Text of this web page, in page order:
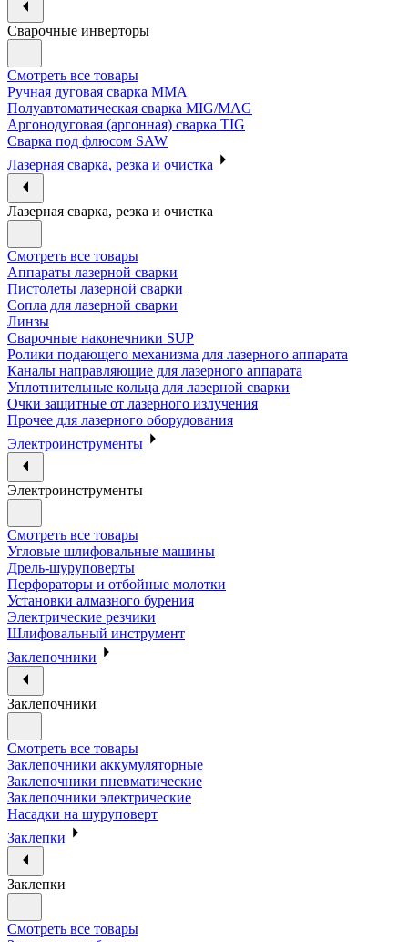
Сварочные инверторы
Смотреть все товары
Ручная дуговая сварка MMA
Полуавтоматическая сварка MIG/MAG
Аргонодуговая (аргонная) сварка TIG
Сварка под флюсом SAW
Лазерная сварка, резка и очистка
Лазерная сварка, резка и очистка
Смотреть все товары
Аппараты лазерной сварки
Пистолеты лазерной сварки
Сопла для лазерной сварки
Линзы
Сварочные наконечники SUP
Ролики подающего механизма для лазерного аппарата
Каналы направляющие для лазерного аппарата
Уплотнительные кольца для лазерной сварки
Очки защитные от лазерного излучения
Прочее для лазерного оборудования
Электроинструменты
Электроинструменты
Смотреть все товары
Угловые шлифовальные машины
Дрель-шуруповерты
Перфораторы и отбойные молотки
Установки алмазного бурения
Электрические резчики
Шлифовальный инструмент
Заклепочники
Заклепочники
Смотреть все товары
Заклепочники аккумуляторные
Заклепочники пневматические
Заклепочники электрические
Насадки на шуруповерт
Заклепки
Заклепки
Смотреть все товары